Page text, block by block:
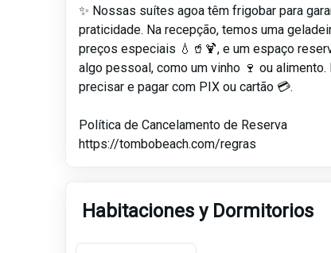
✨ Nossas suítes agoa têm frigobar para
praticidade. Na recepção, temos uma
preços especiais 💧🥤🍹, e um espaço
algo pessoal, como um vinho 🍷 ou alimento.
precisar e pagar com PIX ou cartão 💳.
Política de Cancelamento de Reserva
https://tombobeach.com/regras
Habitaciones y Dormitorios